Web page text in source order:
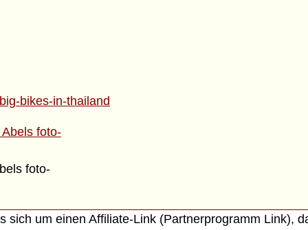
bikes-in-thailand
foto-
sich um einen Affiliate-Link (Partnerprogramm Link),